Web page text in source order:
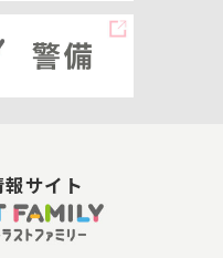
サイト